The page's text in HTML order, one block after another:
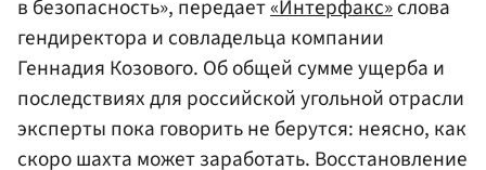
в безопасность», передает«Интерфакс»слова
гендиректора и совладельца компании
Геннадия Козового. Об общей сумме ущерба и
последствиях для российской угольной отрасли
эксперты пока говорить не берутся: неясно, как
скоро шахта может заработать. Восстановление